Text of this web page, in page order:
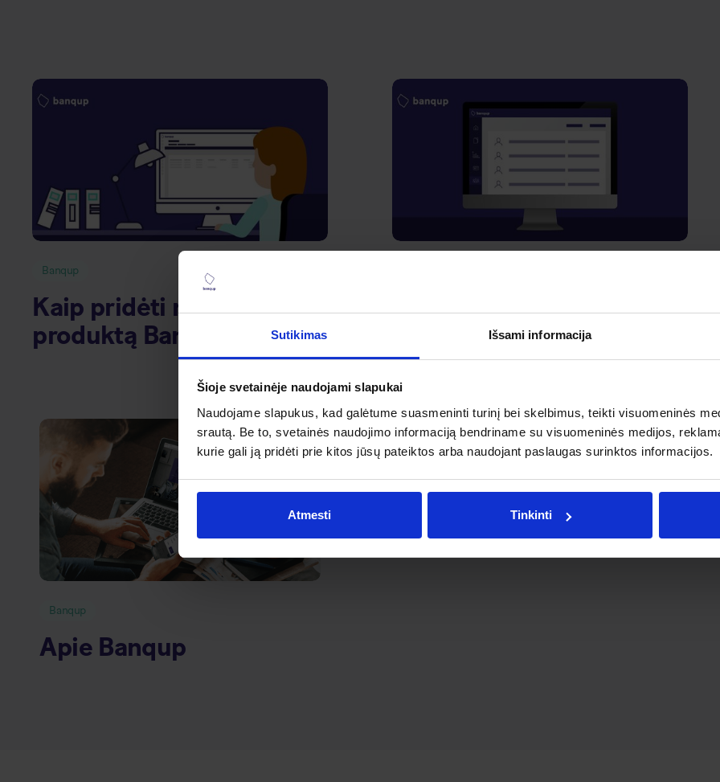
Sutikimas Išsami informacija
Šioje svetainėje naudojami slapukai
Naudojame slapukus, kad galėtume suasmeninti turinį bei skelbimus, teikti visuomeninės
srautą. Be to, svetainės naudojimo informaciją bendriname su visuomeninės medijos,
kurie gali ją pridėti prie kitos jūsų pateiktos arba naudojant paslaugas surinktos informacijos.
Atmesti Tinkinti
Banqup
Kaip pridėti naują
produktą Banqup?
Kaip pridėti naują tiekėją
Banqup?
Banqup
Apie Banqup